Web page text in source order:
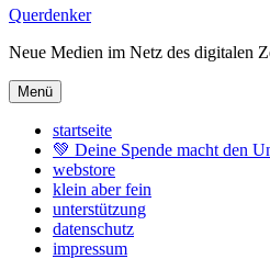
Zum
springen
Querdenker
Neue Medien im Netz des digitalen
Menü
startseite
💚 Deine Spende macht den
webstore
klein aber fein
unterstützung
datenschutz
impressum